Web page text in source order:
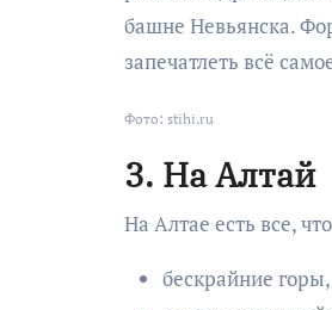
башне Невьянска.
запечатлеть всё
Фото: stihi.ru
3. На Алтай
На Алтае есть все,
бескрайние горы,